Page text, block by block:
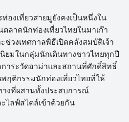
องเที่ยวสายมูยังคงเป็นหนึ่งใน
ลาดนักท่องเที่ยวไทยในมาเก๊า
ช่วงเทศกาลพิธีเปิดคลังสมบัติเจ้า
ยมในกลุ่มนักเดินทางชาวไทยทุกปี
การะวัดอาม่าและสถานที่ศักดิ์สิทธิ์
ฤติกรรมนักท่องเที่ยวไทยที่ให้
งที่ผสานทั้งประสบการณ์
ไลฟ์สไตล์เข้าด้วยกัน